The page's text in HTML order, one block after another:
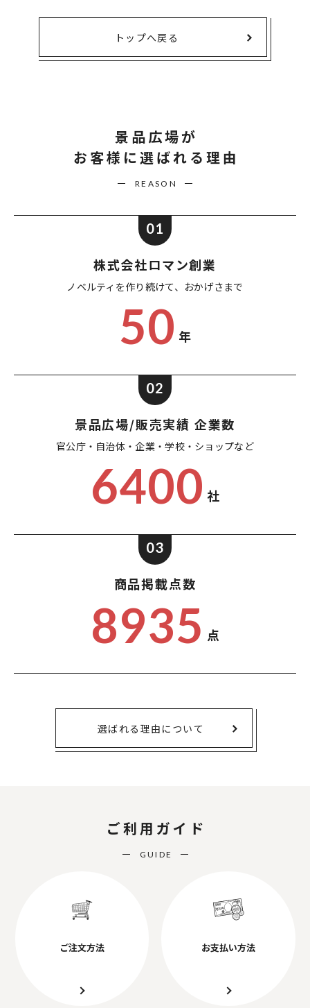
トップへ戻る
景品広場が
お客様に選ばれる理由
REASON
01
株式会社ロマン創業
ノベルティを作り続けて、 おかげさまで
50 年
02
景品広場/販売実績 企業数
官公庁・自治体・企業・学校・ショップなど
6400 社
03
商品掲載点数
8935 点
選ばれる理由について
ご利用ガイド
GUIDE
ご注文方法 お支払い方法